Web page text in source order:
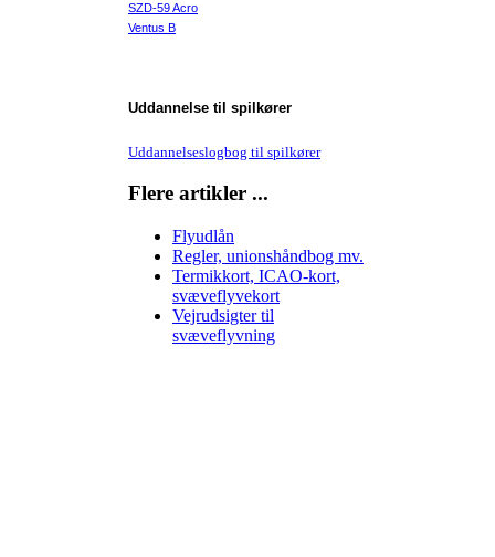
SZD-59 Acro
Ventus B
Uddannelse til spilkører
Uddannelseslogbog til spilkører
Flere artikler ...
Flyudlån
Regler, unionshåndbog mv.
Termikkort, ICAO-kort,
svæveflyvekort
Vejrudsigter til
svæveflyvning